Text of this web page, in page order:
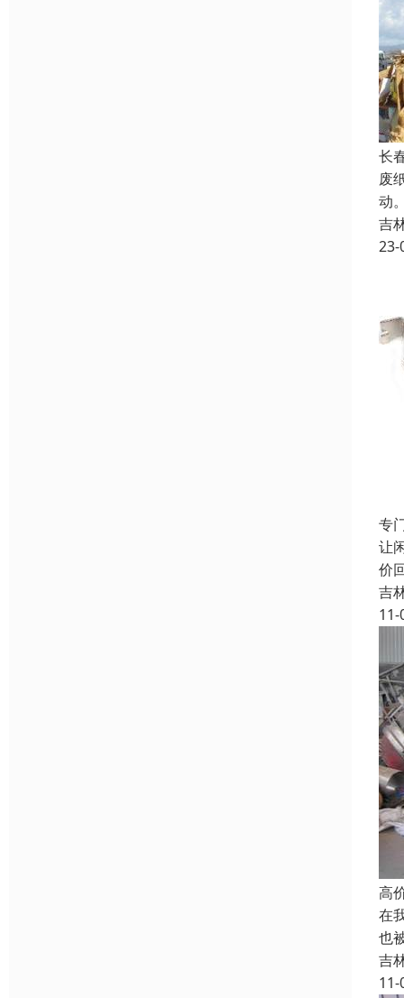
长
废
动
吉
23-
专
让
价
吉
11-
高
在
也
吉
11-